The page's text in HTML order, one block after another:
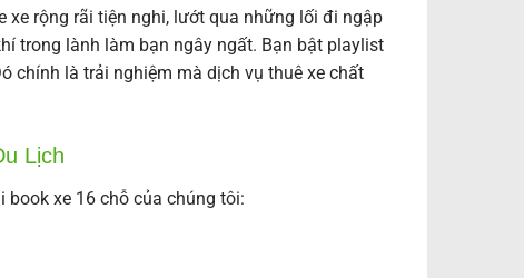
rộng rãi tiện nghi, lướt qua những lối đi ngập
trong lành làm bạn ngây ngất. Bạn bật playlist
chính là trải nghiệm mà dịch vụ thuê xe chất
Lịch
xe 16 chỗ của chúng tôi: